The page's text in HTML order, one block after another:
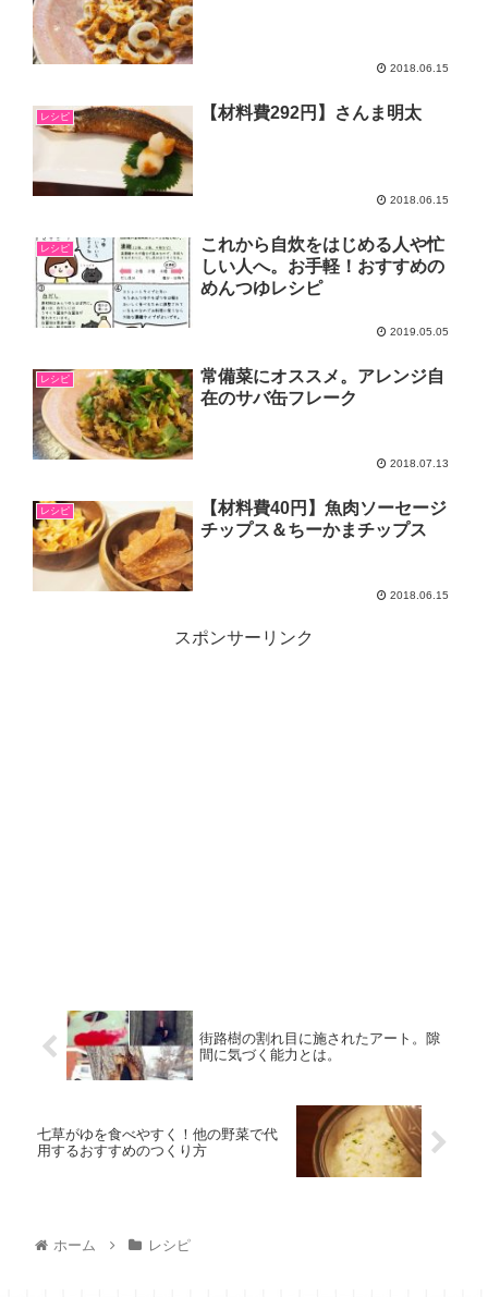
2018.06.15
レシピ 【材料費292円】さんま明太
2018.06.15
レシピ
これから自炊をはじめる人や忙
しい人へ。お手軽！おすすめの
めんつゆレシピ
2019.05.05
レシピ
常備菜にオススメ。アレンジ自
在のサバ缶フレーク
2018.07.13
レシピ
【材料費40円】魚肉ソーセージ
チップス＆ちーかまチップス
2018.06.15
スポンサーリンク
街路樹の割れ目に施されたアート。隙
間に気づく能力とは。
七草がゆを食べやすく！他の野菜で代
用するおすすめのつくり方
ホーム レシピ